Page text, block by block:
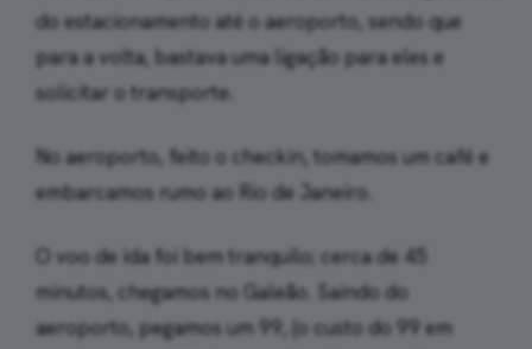
do estacionamento até o aeroporto, sendo que
para a volta, bastava uma ligação para eles e
solicitar o transporte.
No aeroporto, feito o checkin, tomamos um café e
embarcamos rumo ao Rio de Janeiro.
O voo de ida foi bem tranquilo; cerca de 45
minutos, chegamos no Galeão. Saindo do
aeroporto, pegamos um 99, (o custo do 99 em